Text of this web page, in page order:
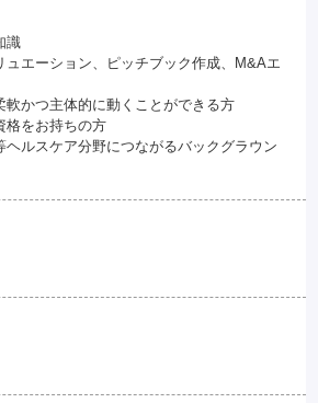
識
ュエーション、ピッチブック作成、M&Aエ
軟かつ主体的に動くことができる方
格をお持ちの方
ヘルスケア分野につながるバックグラウン